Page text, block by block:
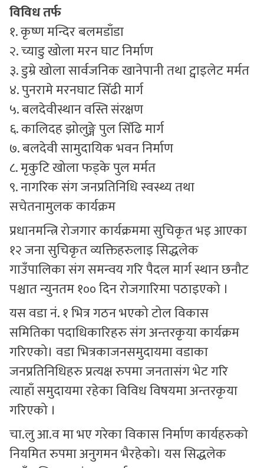
विविध तर्फ
१. कृष्ण मन्दिर बलमडाँडा
२. च्याडु खोला मरन घाट निर्माण
३. डुम्रे खोला सार्वजनिक खानेपानी तथा ट्वाइलेट मर्मत
४. पुनरामे मरनघाट सिँढी मार्ग
५. बलदेवीस्थान वस्ति संरक्षण
६. कालिदह झोलुङ्गे पुल सिँढि मार्ग
७. बलदेवी सामुदायिक भवन निर्माण
८. मृकुटि खोला फड्के पुल मर्मत
९. नागरिक संग जनप्रतिनिधि स्वस्थ्य तथा
सचेतनामुलक कार्यक्रम
प्रधानमन्त्रि रोजगार कार्यक्रममा सुचिकृत भइ आएका
१२ जना सुचिकृत व्यक्तिहरुलाइ सिद्धलेक
गाउँपालिका संग समन्वय गरि पैदल मार्ग स्थान छनौट
पश्चात न्युनतम १०० दिन रोजगारिमा पठाइएको ।
यस वडा नं. १ भित्र गठन भएको टोल विकास
समितिका पदाधिकारिहरु संग अन्तरकृया कार्यक्रम
गरिएको। वडा भित्रकाजनसमुदायमा वडाका
जनप्रतिनिधिहरु प्रत्यक्ष रुपमा जनतासंग भेट गरि
त्याहाँ समुदायमा रहेका विविध विषयमा अन्तरकृया
गरिएको ।
चा.लु आ.व मा भए गरेका विकास निर्माण कार्यहरुको
नियमित रुपमा अनुगमन भैरहेको। यस सिद्धलेक